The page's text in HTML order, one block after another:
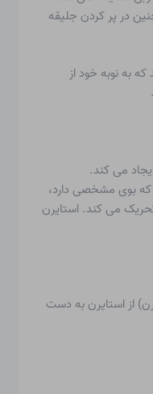
در پر کردن جلیقه
به نوبه خود از
می کند.
که بوی مشخصی دارد،
می کند. استایرن
از استایرن به دست